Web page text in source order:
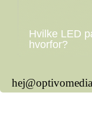
Hvilke LED
hvorfor?